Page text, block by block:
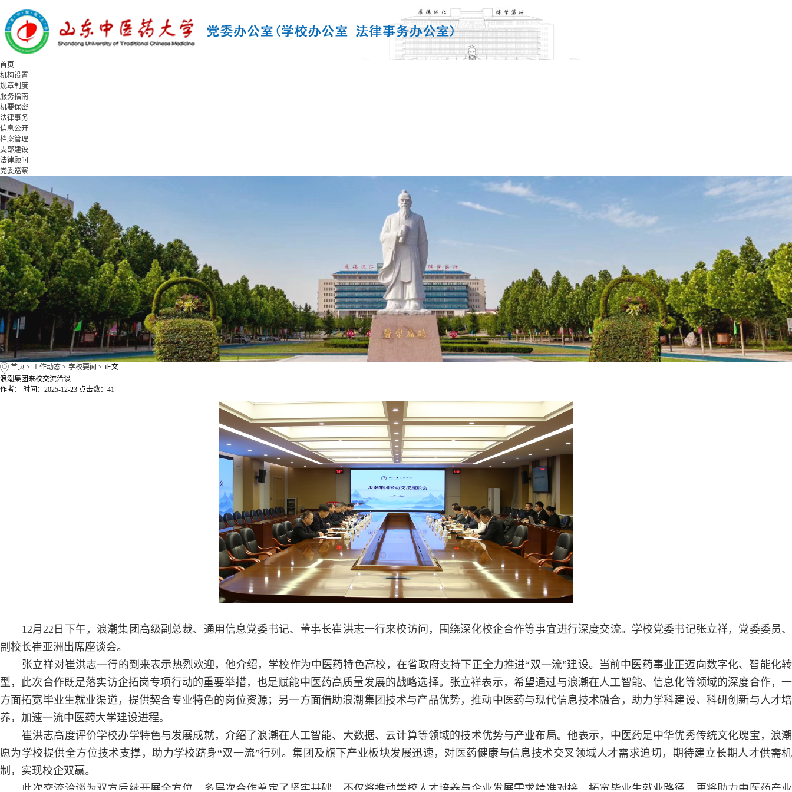
首页
机构设置
规章制度
服务指南
机要保密
法律事务
信息公开
档案管理
支部建设
法律顾问
党委巡察
首页 > 工作动态 > 学校要闻 > 正文
浪潮集团来校交流洽谈
作者： 时间：2025-12-23 点击数： 41
12月22日下午，浪潮集团高级副总裁、通用信息党委书记、董事长崔洪志一行来校访问，围绕深化校企合作等事宜进行深度交流。学校党委书记张立祥，党委委员、
副校长崔亚洲出席座谈会。
张立祥对崔洪志一行的到来表示热烈欢迎，他介绍，学校作为中医药特色高校，在省政府支持下正全力推进“双一流”建设。当前中医药事业正迈向数字化、智能化转
型，此次合作既是落实访企拓岗专项行动的重要举措，也是赋能中医药高质量发展的战略选择。张立祥表示，希望通过与浪潮在人工智能、信息化等领域的深度合作，一
方面拓宽毕业生就业渠道，提供契合专业特色的岗位资源；另一方面借助浪潮集团技术与产品优势，推动中医药与现代信息技术融合，助力学科建设、科研创新与人才培
养，加速一流中医药大学建设进程。
崔洪志高度评价学校办学特色与发展成就，介绍了浪潮在人工智能、大数据、云计算等领域的技术优势与产业布局。他表示，中医药是中华优秀传统文化瑰宝，浪潮
愿为学校提供全方位技术支撑，助力学校跻身“双一流”行列。集团及旗下产业板块发展迅速，对医药健康与信息技术交叉领域人才需求迫切，期待建立长期人才供需机
制，实现校企双赢。
此次交流洽谈为双方后续开展全方位、多层次合作奠定了坚实基础，不仅将推动学校人才培养与企业发展需求精准对接，拓宽毕业生就业路径，更将助力中医药产业